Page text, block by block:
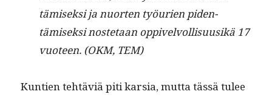
tämisek­si ja nuorten työurien piden­
tämisek­si nos­te­taan oppivelvol­lisu­usikä 17
vuo­teen. (OKM, TEM)
Kun­tien tehtäviä piti kar­sia, mut­ta tässä tulee